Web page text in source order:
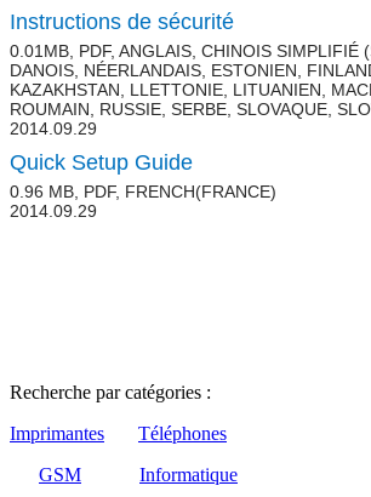
Instructions de sécurité
0.01MB, PDF, ANGLAIS, CHINOIS SIMPLIFIÉ
DANOIS, NÉERLANDAIS, ESTONIEN,
KAZAKHSTAN, LLETTONIE, LITUANIEN,
ROUMAIN, RUSSIE, SERBE, SLOVAQUE,
2014.09.29
Quick Setup Guide
0.96 MB, PDF, FRENCH(FRANCE)
2014.09.29
Recherche par catégories :
Imprimantes
Téléphones
GSM
Informatique